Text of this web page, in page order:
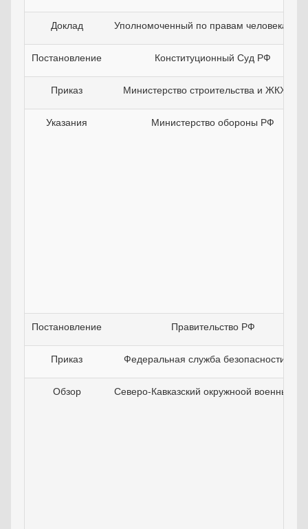
Доклад Уполномоченный по правам человека в
Постановление Конституционный Суд РФ
Приказ Министерство строительства и ЖКХ РФ
Указания Министерство обороны РФ
Постановление Правительство РФ
Приказ Федеральная служба безопасности РФ
Обзор Северо-Кавказский окружноой военный